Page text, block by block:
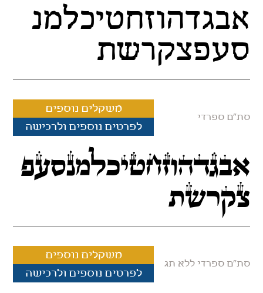
אבגדהוזחטיכלמנ
סעפצקרשת
סת"ם ספרדי
משקלים נוספים
לפרטים נוספים ולרכישה
אבגדהוזחטיכלמנסעפ
צקרשת
סת"ם ספרדי ללא תג
משקלים נוספים
לפרטים נוספים ולרכישה